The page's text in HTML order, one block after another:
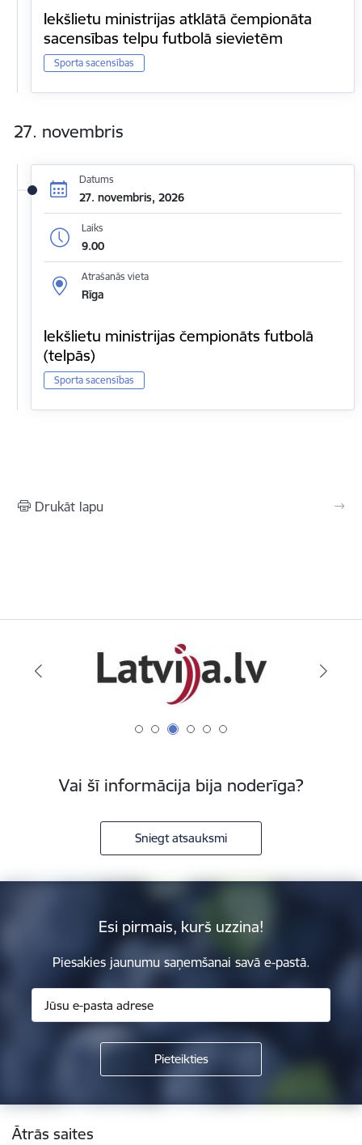
Iekšlietu ministrijas atklātā čempionāta
sacensības telpu futbolā sievietēm
Sporta sacensības
27. novembris
Datums
27. novembris, 2026
Laiks
9.00
Atrašanās vieta
Rīga
Iekšlietu ministrijas čempionāts futbolā
(telpās)
Sporta sacensības
Drukāt lapu
Vai šī informācija bija noderīga?
Sniegt atsauksmi
Esi pirmais, kurš uzzina!
Piesakies jaunumu saņemšanai savā e-pastā.
Kājene
Ātrās saites